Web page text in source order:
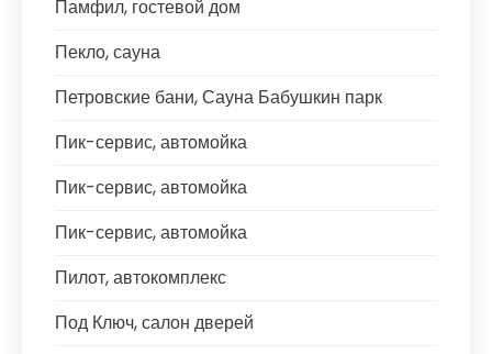
Памфил, гостевой дом
Пекло, сауна
Петровские бани, Сауна Бабушкин парк
Пик-сервис, автомойка
Пик-сервис, автомойка
Пик-сервис, автомойка
Пилот, автокомплекс
Под Ключ, салон дверей